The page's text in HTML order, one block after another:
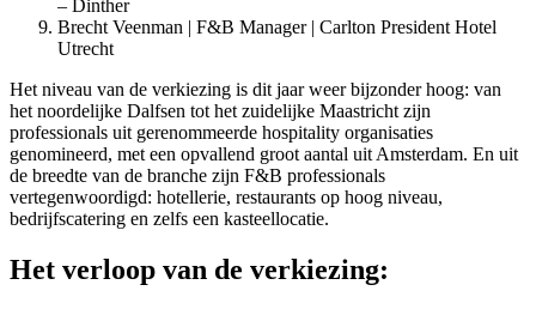
– Dinther
Brecht Veenman | F&B Manager | Carlton President Hotel
Utrecht
Het niveau van de verkiezing is dit jaar weer bijzonder hoog: van
het noordelijke Dalfsen tot het zuidelijke Maastricht zijn
professionals uit gerenommeerde hospitality organisaties
genomineerd, met een opvallend groot aantal uit Amsterdam. En uit
de breedte van de branche zijn F&B professionals
vertegenwoordigd: hotellerie, restaurants op hoog niveau,
bedrijfscatering en zelfs een kasteellocatie.
Het verloop van de verkiezing: